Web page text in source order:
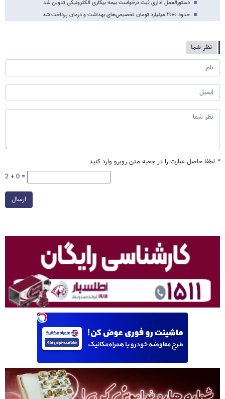
​دستورالعمل اداری ‎ثبت درخواست بیمه بیکاری الکترونیکی تدوین شد
حدود ۲۰۰۰ میلیارد تومان تخصیص‌های بهداشت و درمان پرداخت شد
نظر شما
* لطفا حاصل عبارت را در جعبه متن روبرو وارد کنید
2 + 0 =
ارسال